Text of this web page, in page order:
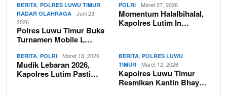
BERITA, POLRES LUWU TIMUR,
RADAR OLAHRAGA
Juni 23,
2026
Polres Luwu Timur Buka
Turnamen Mobile L…
POLRI Maret 27, 2026
Momentum Halalbihalal,
Kapolres Lutim In…
BERITA, POLRI Maret 18, 2026
Mudik Lebaran 2026,
Kapolres Lutim Pasti…
BERITA, POLRES LUWU
TIMUR
Maret 12, 2026
Kapolres Luwu Timur
Resmikan Kantin Bhay…